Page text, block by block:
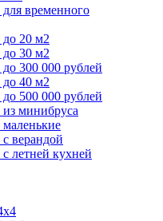
временного
20 м2
30 м2
300 000 рублей
40 м2
500 000 рублей
минибруса
верандой
летней кухней